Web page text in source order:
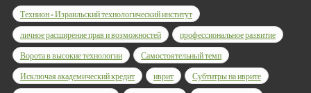
Технион - Израильский технологический институт
личное расширение прав и возможностей
профессиональное развитие
Ворота в высокие технологии
Самостоятельный темп
Исключая академический кредит
иврит
Субтитры на иврите